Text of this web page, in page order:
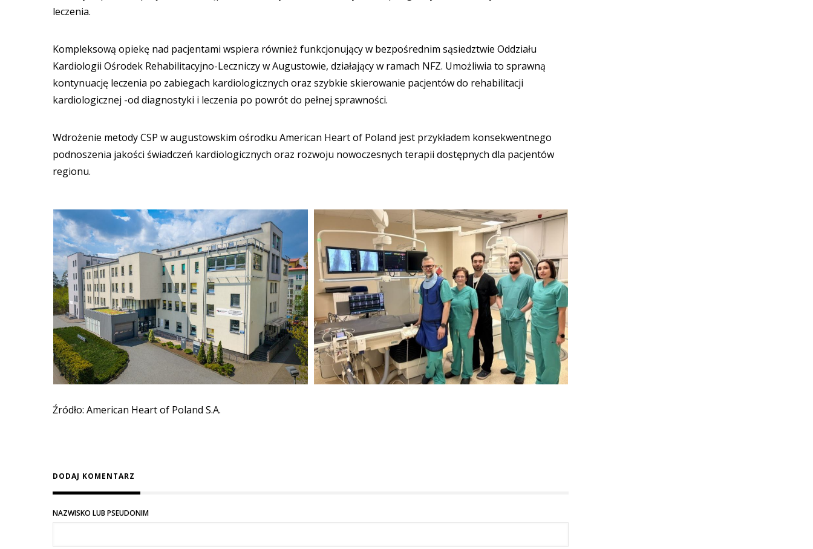
leczenia.
Kompleksową opiekę nad pacjentami wspiera również funkcjonujący w bezpośrednim sąsiedztwie Oddziału
Kardiologii Ośrodek Rehabilitacyjno-Leczniczy w Augustowie, działający w ramach NFZ. Umożliwia to sprawną
kontynuację leczenia po zabiegach kardiologicznych oraz szybkie skierowanie pacjentów do rehabilitacji
kardiologicznej -od diagnostyki i leczenia po powrót do pełnej sprawności.
Wdrożenie metody CSP w augustowskim ośrodku American Heart of Poland jest przykładem konsekwentnego
podnoszenia jakości świadczeń kardiologicznych oraz rozwoju nowoczesnych terapii dostępnych dla pacjentów
regionu.
Źródło: American Heart of Poland S.A.
DODAJ KOMENTARZ
NAZWISKO LUB PSEUDONIM